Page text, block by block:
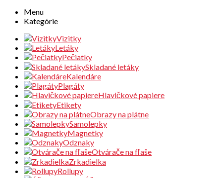
Menu
Kategórie
Vizitky
Letáky
Pečiatky
Skladané letáky
Kalendáre
Plagáty
Hlavičkové papiere
Etikety
Obrazy na plátne
Samolepky
Magnetky
Odznaky
Otvárače na fľaše
Zrkadielka
Rollupy